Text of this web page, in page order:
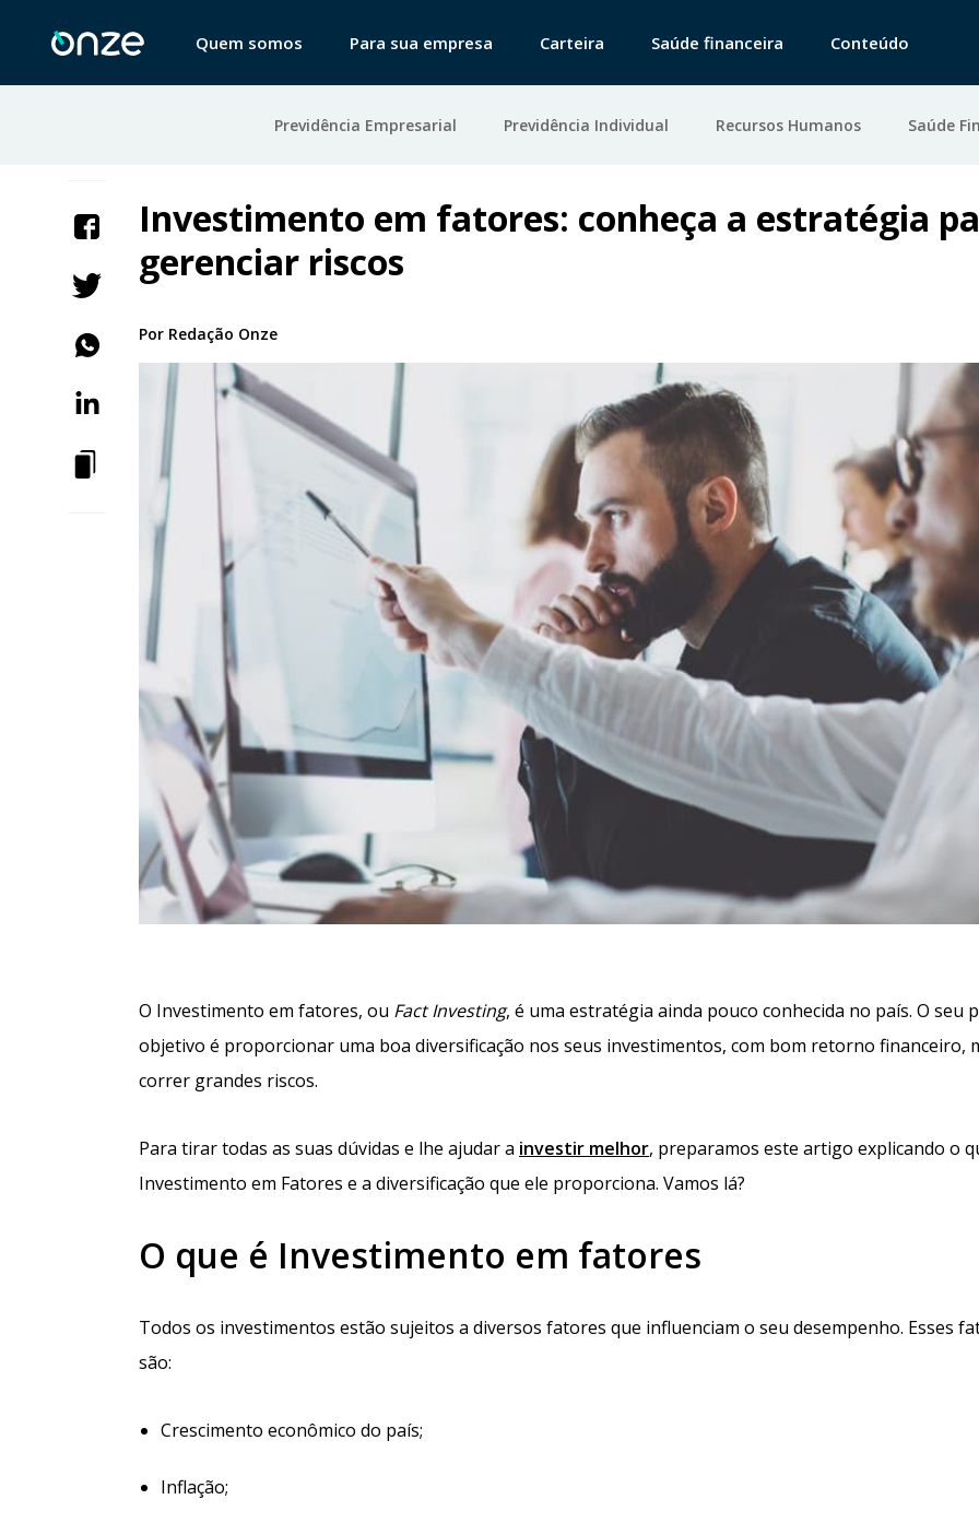
Quem somos Para sua empresa Carteira Saúde financeira Conteúdo
Previdência Empresarial Previdência Individual Recursos Humanos Saúde
Investimento em fatores: conheça a estratégia
gerenciar riscos
Por Redação Onze
O Investimento em fatores, ou Fact Investing, é uma estratégia ainda pouco conhecida no país. O seu
objetivo é proporcionar uma boa diversificação nos seus investimentos, com bom retorno financeiro,
correr grandes riscos.
Para tirar todas as suas dúvidas e lhe ajudar a investir melhor, preparamos este artigo explicando o
Investimento em Fatores e a diversificação que ele proporciona. Vamos lá?
O que é Investimento em fatores
Todos os investimentos estão sujeitos a diversos fatores que influenciam o seu desempenho. Esses
são:
Crescimento econômico do país;
Inflação;